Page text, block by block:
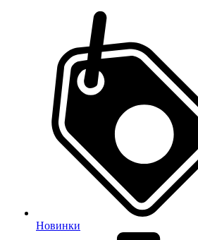
Новинки